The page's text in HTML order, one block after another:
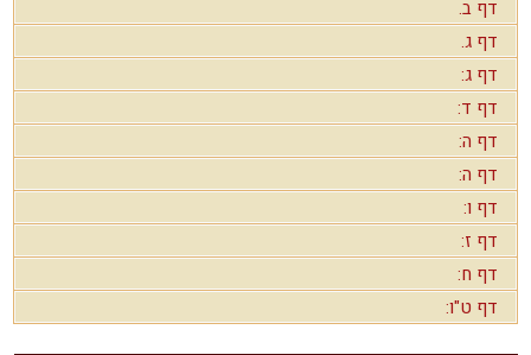
דף ב.
דף ג.
דף ג:
דף ד:
דף ה:
דף ה:
דף ו:
דף ז:
דף ח:
דף ט"ו: